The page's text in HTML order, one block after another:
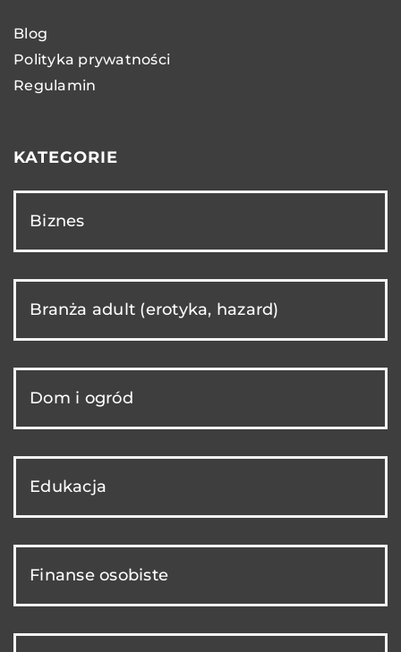
Blog
Polityka prywatności
Regulamin
KATEGORIE
Biznes
Branża adult (erotyka, hazard)
Dom i ogród
Edukacja
Finanse osobiste